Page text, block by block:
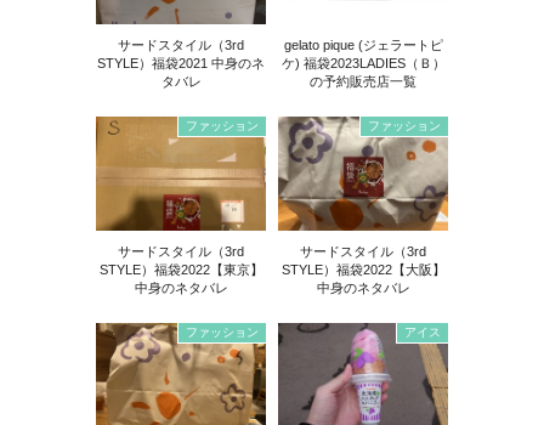
サードスタイル（3rd
STYLE）福袋2021 中身のネ
タバレ
gelato pique (ジェラートピ
ケ) 福袋2023LADIES（Ｂ）
の予約販売店一覧
ファッション
サードスタイル（3rd
STYLE）福袋2022【東京】
中身のネタバレ
ファッション
サードスタイル（3rd
STYLE）福袋2022【大阪】
中身のネタバレ
ファッション アイス